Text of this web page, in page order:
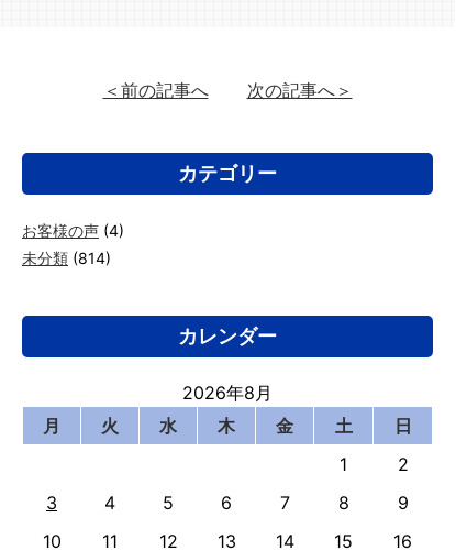
＜前の記事へ 次の記事へ＞
カテゴリー
お客様の声 (4)
未分類 (814)
カレンダー
2026年8月
月
火 水 木 金 土
日
1
2
3
4 5 6 7 8
9
10
11 12 13 14 15 16